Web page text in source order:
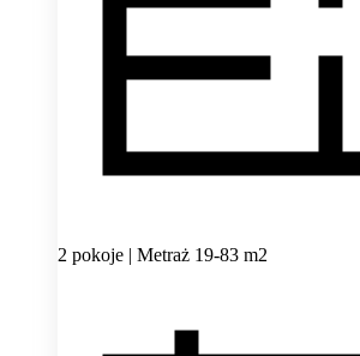
2 pokoje | Metraż 19-83 m2